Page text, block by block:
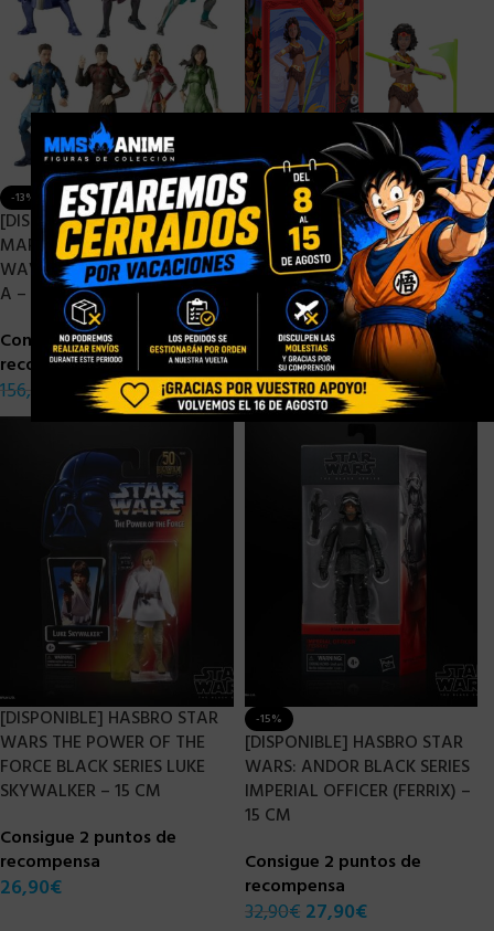
-13%
[DISPONIBLE] HASBRO
MARVEL LEGENDS ETERNALS
WAVE 1 SET 7 FIGURAS BUILD
A – 15 CM
Consigue 13 puntos de
recompensa
156,90 136,90€
[DISPONIBLE] HASBRO
DUNGEONS & DRAGONS
DIANA THE ACROBAT
CARTOON SERIES – 15 CM
Consigue 2 puntos de
recompensa
28,90€
[DISPONIBLE] HASBRO STAR
WARS THE POWER OF THE
FORCE BLACK SERIES LUKE
SKYWALKER – 15 CM
Consigue 2 puntos de
recompensa
26,90€
-15%
[DISPONIBLE] HASBRO STAR
WARS: ANDOR BLACK SERIES
IMPERIAL OFFICER (FERRIX) –
15 CM
Consigue 2 puntos de
recompensa
32,90€ 27,90€
×